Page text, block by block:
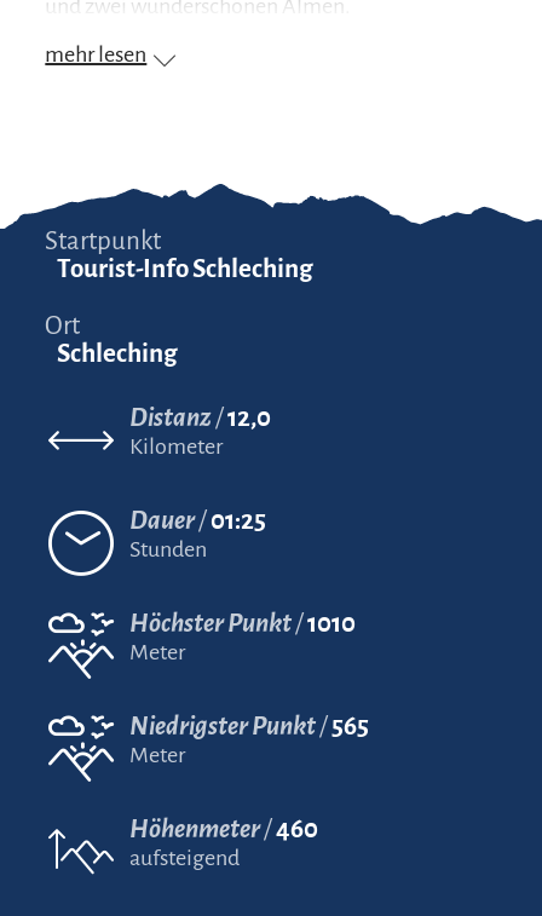
und zwei wunderschönen Almen.
mehr lesen
Startpunkt
Tourist-Info Schleching
Ort
Schleching
Distanz 12,0
Kilometer
Dauer 01:25
Stunden
Höchster Punkt 1010
Meter
Niedrigster Punkt 565
Meter
Höhenmeter 460
aufsteigend